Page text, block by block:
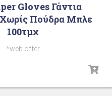
Gloves Γάντια
Χωρίς Πούδρα Μπλε
100τμχ
*web offer